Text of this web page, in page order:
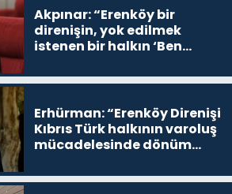
Akpınar: “Erenköy bir
direnişin, yok edilmek
istenen bir halkın ‘Ben
devam edeceğim’ dediği
Erhürman: “Erenköy Direnişi
Kıbrıs Türk halkının varoluş
mücadelesinde dönüm